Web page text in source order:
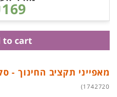
מאפייני תקציב החינוך -
1742720)
to cart